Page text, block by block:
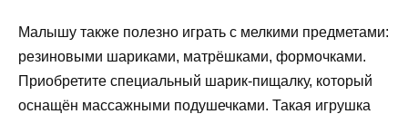
Малышу также полезно играть с мелкими предметами:
резиновыми шариками, матрёшками, формочками.
Приобретите специальный шарик-пищалку, который
оснащён массажными подушечками. Такая игрушка